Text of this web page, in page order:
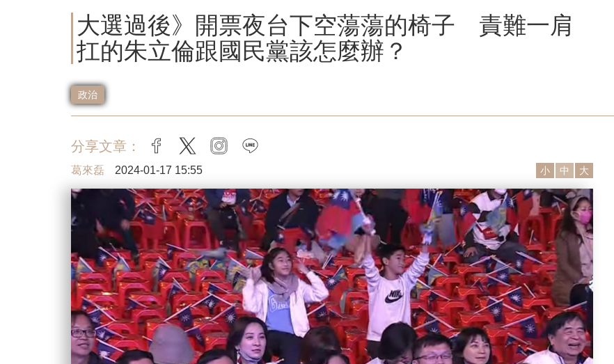
大選過後》開票夜台下空蕩蕩的椅子 責難一肩
扛的朱立倫跟國民黨該怎麼辦？
政治
分享文章： facebook
twitter instagram
葛來磊 2024-01-17 15:55 小 中 大